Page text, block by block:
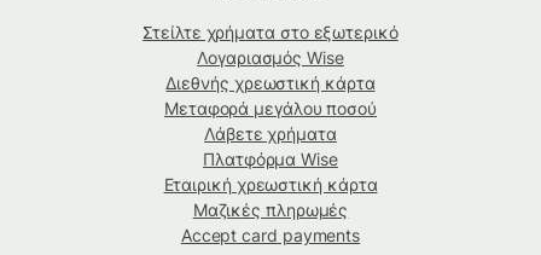
Στείλτε χρήματα στο εξωτερικό
Λογαριασμός Wise
Διεθνής χρεωστική κάρτα
Μεταφορά μεγάλου ποσού
Λάβετε χρήματα
Πλατφόρμα Wise
Εταιρική χρεωστική κάρτα
Μαζικές πληρωμές
Accept card payments